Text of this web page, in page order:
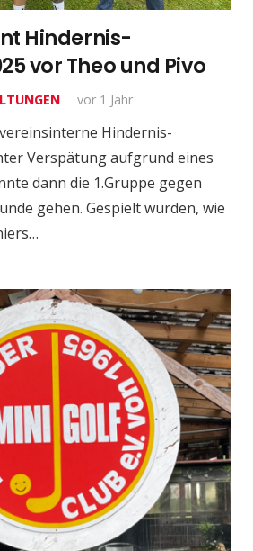
Hindernis-
vor Theo und Pivo
vor 1 Jahr
Hindernis-
Verspätung aufgrund eines
dann die 1.Gruppe gegen
gehen. Gespielt wurden, wie